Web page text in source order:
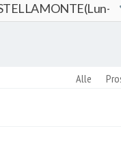
Alle